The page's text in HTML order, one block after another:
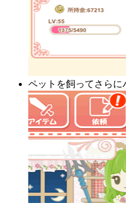
ペットを飼ってさらに